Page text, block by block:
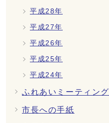
平成28年
平成27年
平成26年
平成25年
平成24年
ふれあいミーティング
市長への手紙